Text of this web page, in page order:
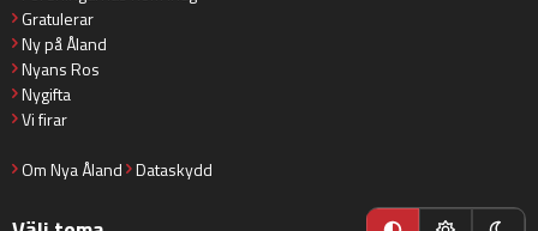
Gratulerar
Ny på Åland
Nyans Ros
Nygifta
Vi firar
Om Nya Åland Dataskydd